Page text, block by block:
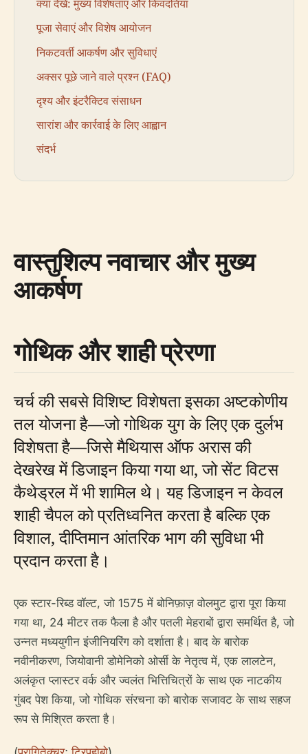
क्या देखें: मुख्य विशेषताएं और किंवदंतियां
पूजा सेवाएं और विशेष आयोजन
निकटवर्ती आकर्षण और सुविधाएं
अक्सर पूछे जाने वाले प्रश्न (FAQ)
दृश्य और इंटरैक्टिव संसाधन
सारांश और कार्रवाई के लिए आह्वान
संदर्भ
वास्तुशिल्प नवाचार और मुख्य
आकर्षण
गोथिक और शाही प्रेरणा
चर्च की सबसे विशिष्ट विशेषता इसका अष्टकोणीय
तल योजना है—जो गोथिक युग के लिए एक दुर्लभ
विशेषता है—जिसे मैथियास ऑफ अरास की
देखरेख में डिजाइन किया गया था, जो सेंट विटस
कैथेड्रल में भी शामिल थे। यह डिजाइन न केवल
शाही चैपल को प्रतिध्वनित करता है बल्कि एक
विशाल, दीप्तिमान आंतरिक भाग की सुविधा भी
प्रदान करता है।
एक स्टार-रिब्ड वॉल्ट, जो 1575 में बोनिफ़ाज़ वोलमुट द्वारा पूरा किया
गया था, 24 मीटर तक फैला है और पतली मेहराबों द्वारा समर्थित है, जो
उन्नत मध्ययुगीन इंजीनियरिंग को दर्शाता है। बाद के बारोक
नवीनीकरण, जियोवानी डोमेनिको ओर्सी के नेतृत्व में, एक लालटेन,
अलंकृत प्लास्टर वर्क और ज्वलंत भित्तिचित्रों के साथ एक नाटकीय
गुंबद पेश किया, जो गोथिक संरचना को बारोक सजावट के साथ सहज
रूप से मिश्रित करता है।